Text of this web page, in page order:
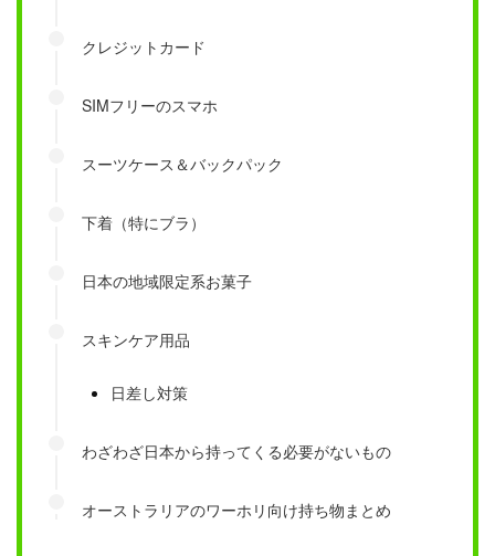
クレジットカード
SIMフリーのスマホ
スーツケース＆バックパック
下着（特にブラ）
日本の地域限定系お菓子
スキンケア用品
日差し対策
わざわざ日本から持ってくる必要がないもの
オーストラリアのワーホリ向け持ち物まとめ